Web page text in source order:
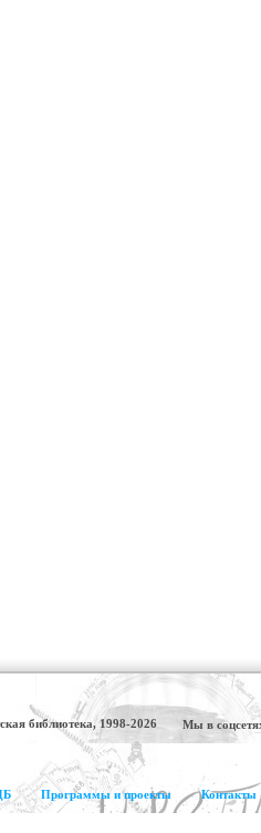
библиотека, 1998-2026 Мы в
Программы и проекты Контакты